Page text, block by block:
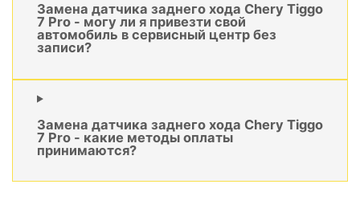
Замена датчика заднего хода Chery Tiggo
7 Pro - могу ли я привезти свой
автомобиль в сервисный центр без
записи?
Замена датчика заднего хода Chery Tiggo
7 Pro - какие методы оплаты
принимаются?